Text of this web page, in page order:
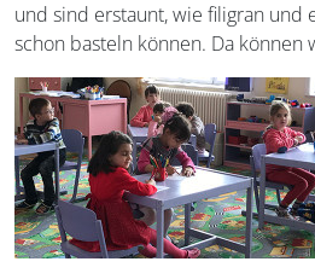
und sind erstaunt, wie filigran und
schon basteln können. Da können